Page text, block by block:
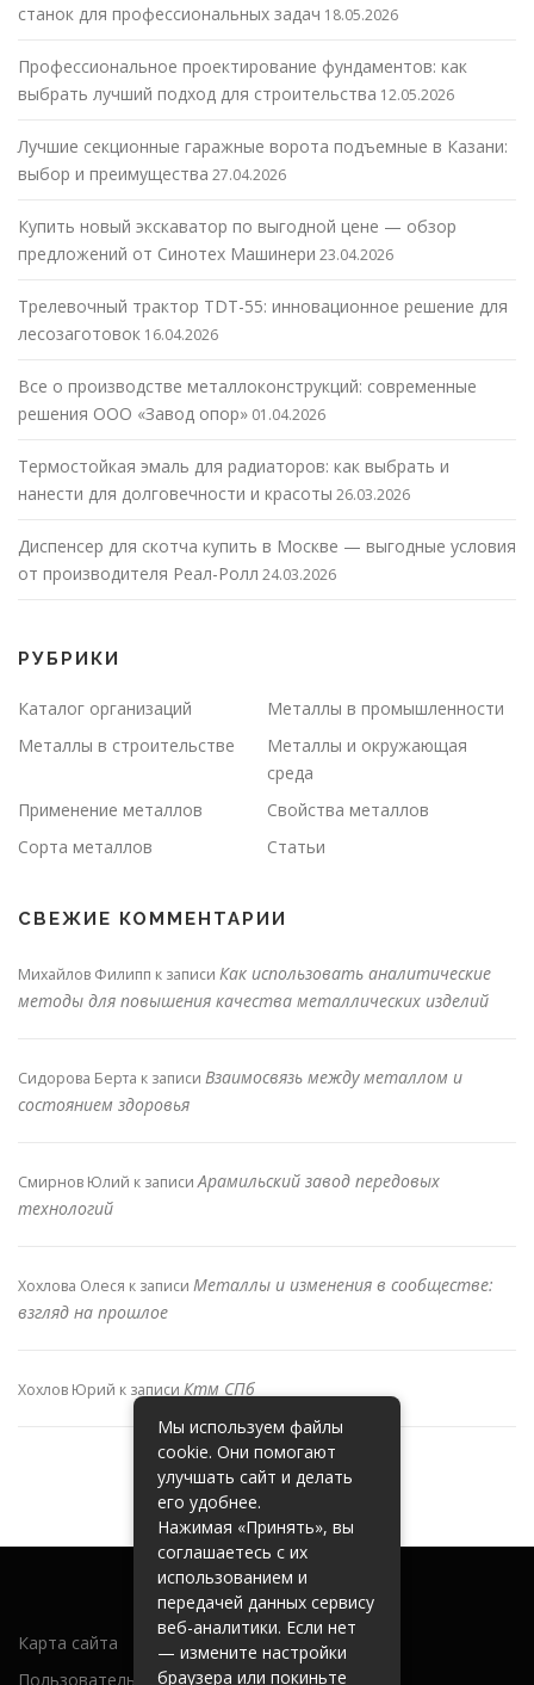
станок для профессиональных задач 18.05.2026
Профессиональное проектирование фундаментов: как
выбрать лучший подход для строительства 12.05.2026
Лучшие секционные гаражные ворота подъемные в Казани:
выбор и преимущества 27.04.2026
Купить новый экскаватор по выгодной цене — обзор
предложений от Синотех Машинери 23.04.2026
Трелевочный трактор TDT-55: инновационное решение для
лесозаготовок 16.04.2026
Все о производстве металлоконструкций: современные
решения ООО «Завод опор» 01.04.2026
Термостойкая эмаль для радиаторов: как выбрать и
нанести для долговечности и красоты 26.03.2026
Диспенсер для скотча купить в Москве — выгодные условия
от производителя Реал-Ролл 24.03.2026
РУБРИКИ
Каталог организаций
Металлы в промышленности
Металлы в строительстве
Металлы и окружающая
среда
Применение металлов
Свойства металлов
Сорта металлов
Статьи
СВЕЖИЕ КОММЕНТАРИИ
Михайлов Филипп к записи Как использовать аналитические
методы для повышения качества металлических изделий
Сидорова Берта к записи Взаимосвязь между металлом и
состоянием здоровья
Смирнов Юлий к записиАрамильский завод передовых
технологий
Хохлова Олеся к записи Металлы и изменения в сообществе:
взгляд на прошлое
Хохлов Юрий к записи Ктм СПб
Карта сайта
Пользовательское соглашение
Мы используем файлы
cookie. Они помогают
улучшать сайт и делать
его удобнее.
Нажимая «Принять», вы
соглашаетесь с их
использованием и
передачей данных сервису
веб-аналитики. Если нет
— измените настройки
браузера или покиньте